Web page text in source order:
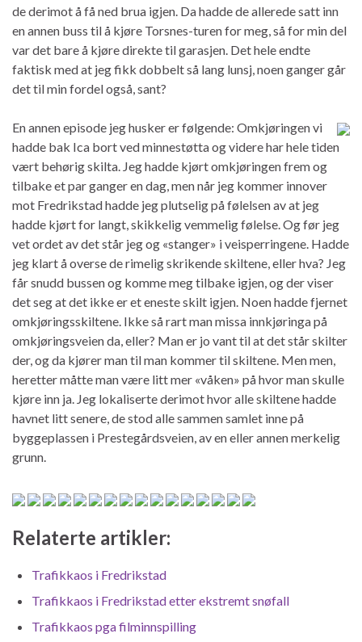
de derimot å få ned brua igjen. Da hadde de allerede satt inn
en annen buss til å kjøre Torsnes-turen for meg, så for min del
var det bare å kjøre direkte til garasjen. Det hele endte
faktisk med at jeg fikk dobbelt så lang lunsj, noen ganger går
det til min fordel også, sant?
En annen episode jeg husker er følgende: Omkjøringen vi
hadde bak Ica bort ved minnestøtta og videre har hele tiden
vært behørig skilta. Jeg hadde kjørt omkjøringen frem og
tilbake et par ganger en dag, men når jeg kommer innover
mot Fredrikstad hadde jeg plutselig på følelsen av at jeg
hadde kjørt for langt, skikkelig vemmelig følelse. Og før jeg
vet ordet av det står jeg og «stanger» i veisperringene. Hadde
jeg klart å overse de rimelig skrikende skiltene, eller hva? Jeg
får snudd bussen og komme meg tilbake igjen, og der viser
det seg at det ikke er et eneste skilt igjen. Noen hadde fjernet
omkjøringsskiltene. Ikke så rart man missa innkjøringa på
omkjøringsveien da, eller? Man er jo vant til at det står skilter
der, og da kjører man til man kommer til skiltene. Men men,
heretter måtte man være litt mer «våken» på hvor man skulle
kjøre inn ja. Jeg lokaliserte derimot hvor alle skiltene hadde
havnet litt senere, de stod alle sammen samlet inne på
byggeplassen i Prestegårdsveien, av en eller annen merkelig
grunn.
Relaterte artikler:
Trafikkaos i Fredrikstad
Trafikkaos i Fredrikstad etter ekstremt snøfall
Trafikkaos pga filminnspilling